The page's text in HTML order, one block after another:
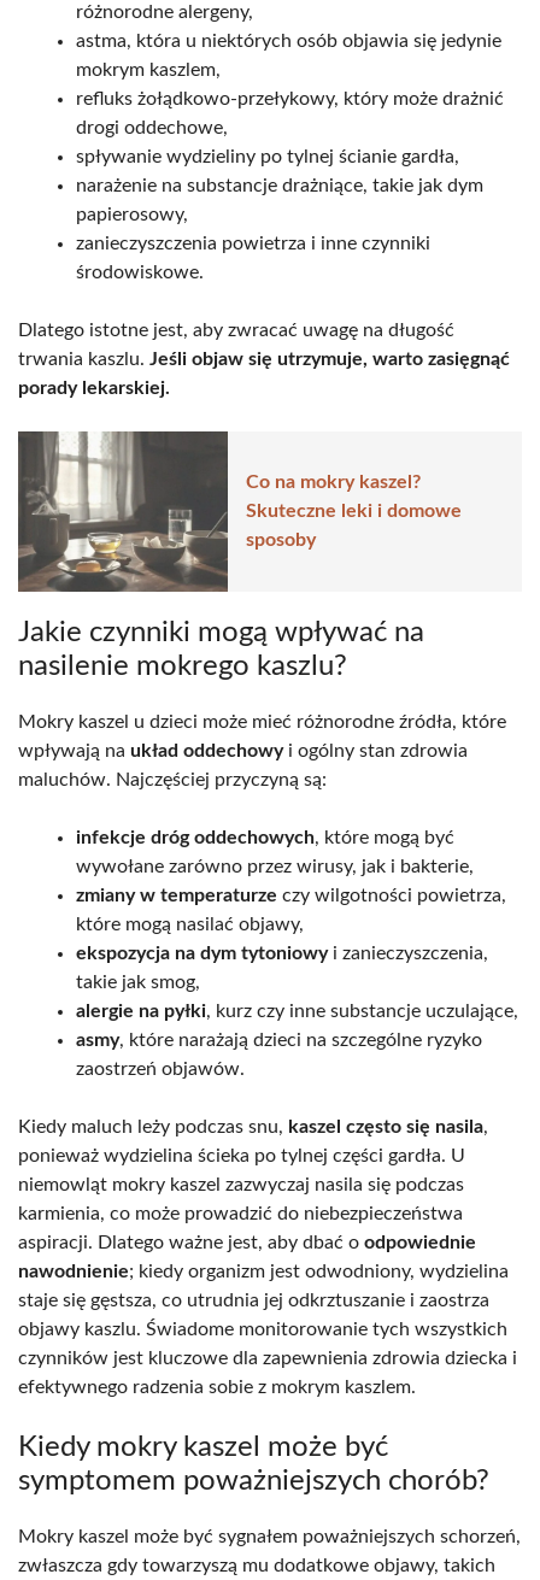
różnorodne alergeny,
astma, która u niektórych osób objawia się jedynie
mokrym kaszlem,
refluks żołądkowo-przełykowy, który może drażnić
drogi oddechowe,
spływanie wydzieliny po tylnej ścianie gardła,
narażenie na substancje drażniące, takie jak dym
papierosowy,
zanieczyszczenia powietrza i inne czynniki
środowiskowe.
Dlatego istotne jest, aby zwracać uwagę na długość
trwania kaszlu. Jeśli objaw się utrzymuje, warto zasięgnąć
porady lekarskiej.
Co na mokry kaszel?
Skuteczne leki i domowe
sposoby
Jakie czynniki mogą wpływać na
nasilenie mokrego kaszlu?
Mokry kaszel u dzieci może mieć różnorodne źródła, które
wpływają na układ oddechowyi ogólny stan zdrowia
maluchów. Najczęściej przyczyną są:
infekcje dróg oddechowych, które mogą być
wywołane zarówno przez wirusy, jak i bakterie,
zmiany w temperaturze czy wilgotności powietrza,
które mogą nasilać objawy,
ekspozycja na dym tytoniowyi zanieczyszczenia,
takie jak smog,
alergie na pyłki, kurz czy inne substancje uczulające,
asmy, które narażają dzieci na szczególne ryzyko
zaostrzeń objawów.
Kiedy maluch leży podczas snu, kaszel często się nasila,
ponieważ wydzielina ścieka po tylnej części gardła. U
niemowląt mokry kaszel zazwyczaj nasila się podczas
karmienia, co może prowadzić do niebezpieczeństwa
aspiracji. Dlatego ważne jest, aby dbać o odpowiednie
nawodnienie; kiedy organizm jest odwodniony, wydzielina
staje się gęstsza, co utrudnia jej odkrztuszanie i zaostrza
objawy kaszlu. Świadome monitorowanie tych wszystkich
czynników jest kluczowe dla zapewnienia zdrowia dziecka i
efektywnego radzenia sobie z mokrym kaszlem.
Kiedy mokry kaszel może być
symptomem poważniejszych chorób?
Mokry kaszel może być sygnałem poważniejszych schorzeń,
zwłaszcza gdy towarzyszą mu dodatkowe objawy, takich